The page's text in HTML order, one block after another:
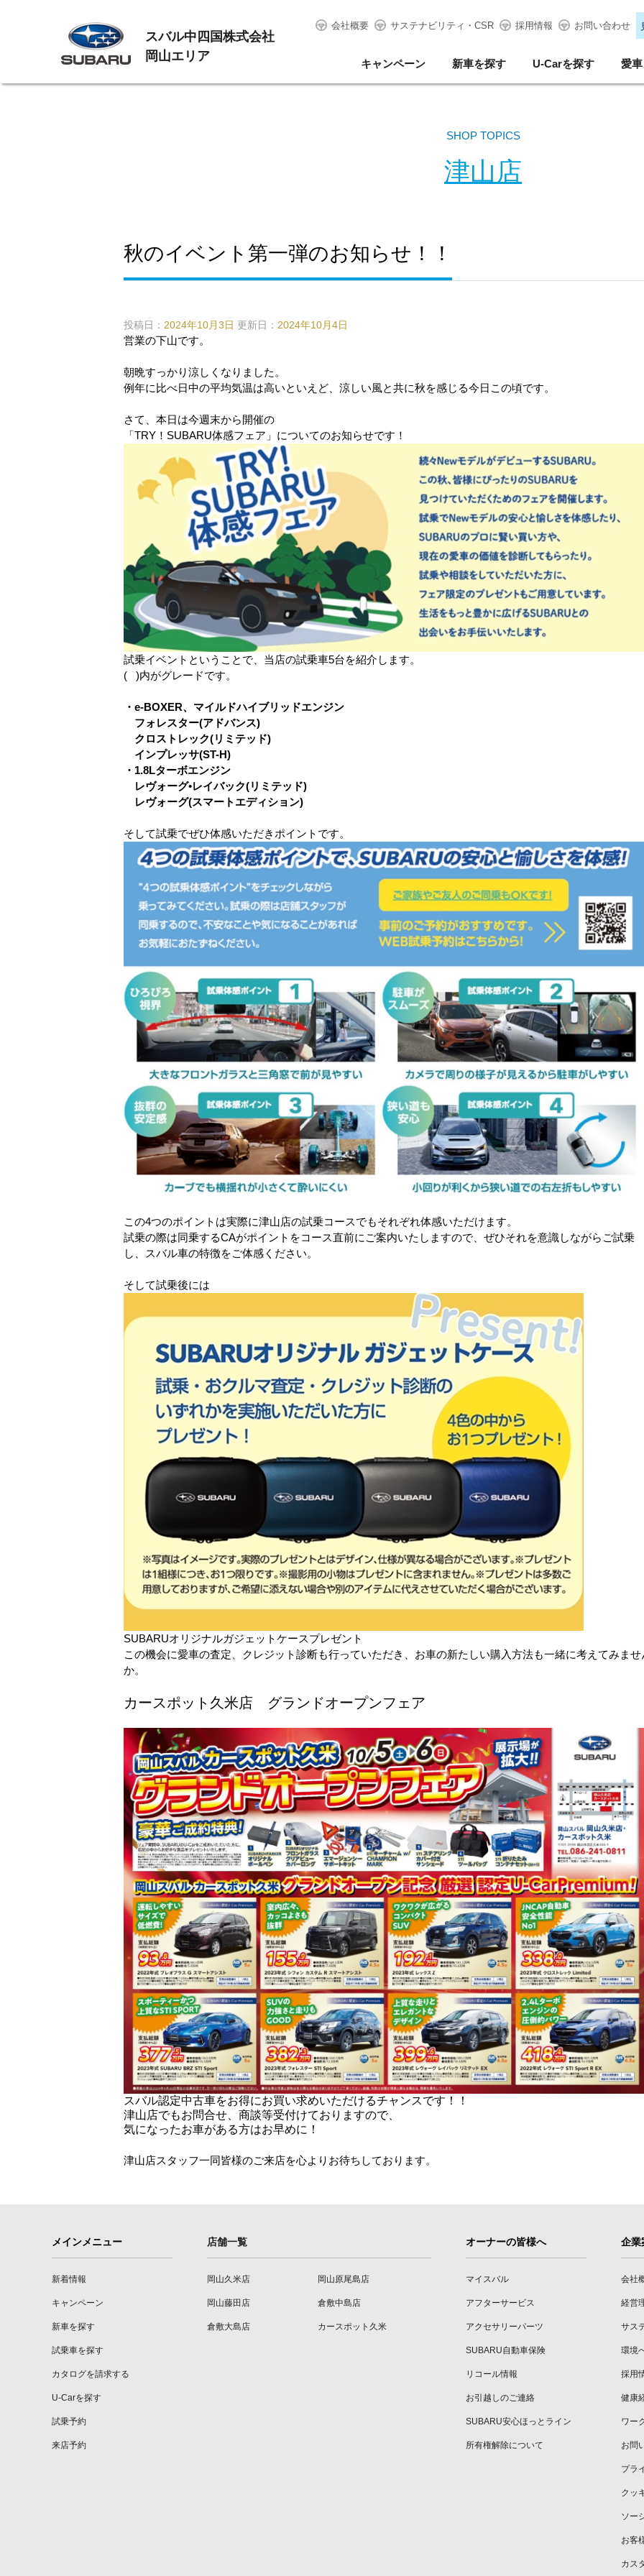
スバル中四国株式会社
岡山エリア
会社概要 サステナビリティ・CSR 採用情報 お問い合わせ
キャンペーン 新車を探す U-Carを探す 愛
SHOP TOPICS
津山店
秋のイベント第一弾のお知らせ！！
投稿日： 2024年10月3日 更新日： 2024年10月4日
営業の下山です。
朝晩すっかり涼しくなりました。
例年に比べ日中の平均気温は高いといえど、涼しい風と共に秋を感じる今日この頃です。
さて、本日は今週末から開催の
「TRY！SUBARU体感フェア」についてのお知らせです！
試乗イベントということで、当店の試乗車5台を紹介します。
( )内がグレードです。
・e-BOXER、マイルドハイブリッドエンジン
フォレスター(アドバンス)
クロストレック(リミテッド)
インプレッサ(ST-H)
・1.8Lターボエンジン
レヴォーグ•レイバック(リミテッド)
レヴォーグ(スマートエディション)
そして試乗でぜひ体感いただきポイントです。
この4つのポイントは実際に津山店の試乗コースでもそれぞれ体感いただけます。
試乗の際は同乗するCAがポイントをコース直前にご案内いたしますので、ぜひそれを意識しながらご試乗
し、スバル車の特徴をご体感ください。
そして試乗後には
SUBARUオリジナルガジェットケースプレゼント
この機会に愛車の査定、クレジット診断も行っていただき、お車の新たしい購入方法も一緒に考えてみませ
か。
カースポット久米店 グランドオープンフェア
スバル認定中古車をお得にお買い求めいただけるチャンスです！！
津山店でもお問合せ、商談等受付けておりますので、
気になったお車がある方はお早めに！
津山店スタッフ一同皆様のご来店を心よりお待ちしております。
メインメニュー
新着情報
キャンペーン
新車を探す
試乗車を探す
カタログを請求する
U-Carを探す
試乗予約
来店予約
店舗一覧
岡山久米店 岡山原尾島店
岡山藤田店 倉敷中島店
倉敷大島店 カースポット久米
オーナーの皆様へ
マイスバル
アフターサービス
アクセサリーパーツ
SUBARU自動車保険
リコール情報
お引越しのご連絡
SUBARU安心ほっとライン
所有権解除について
企業
会社
経営
サス
環境
採用
健康
ワー
お問
プラ
クッ
ソー
お客
カス